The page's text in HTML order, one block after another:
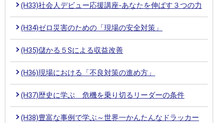
(H33)社会人デビュー応援講座-あなたを伸ばす３つの力
(H34)ゼロ災害のための「現場の安全対策」
(H35)儲かる５Sによる収益改善
(H36)現場における「不良対策の進め方」
(H37)歴史に学ぶ 危機を乗り切るリーダーの条件
(H38)豊富な事例で学ぶ～世界一かんたんなドラッカー